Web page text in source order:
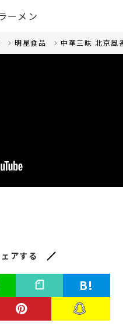
ーメン
明星食品 中華三昧 北京風
アする